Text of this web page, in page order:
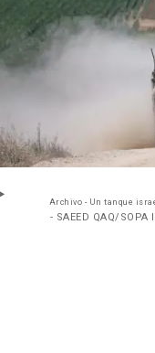
Archivo - Un tanque
- SAEED QAQ/